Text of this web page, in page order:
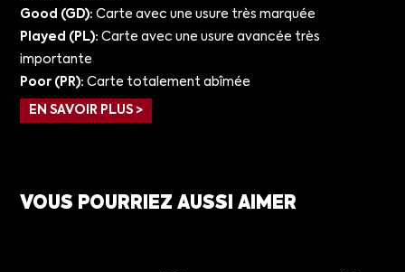
Good (GD): Carte avec une usure très marquée
Played (PL): Carte avec une usure avancée très
importante
Poor (PR): Carte totalement abîmée
EN SAVOIR PLUS >
VOUS POURRIEZ AUSSI AIMER